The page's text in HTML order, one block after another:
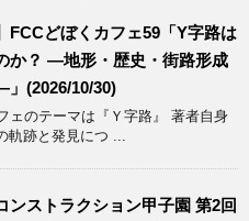
FCCどぼくカフェ59「Y字路は
か？ ―地形・歴史・街路形成
(2026/10/30)
ェのテーマは『Ｙ字路』 著者自身
軌跡と発見につ ...
ンストラクション甲子園 第2回